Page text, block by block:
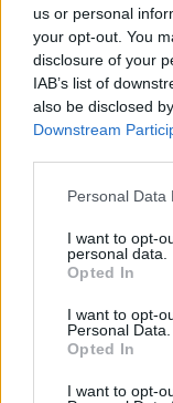
us or personal
your opt-out. You
disclosure of your
IAB’s list of
also be disclosed
Downstream
Please note that
not limited to your
grant or deny
use your data for
consent section.
Personal Data
I want to opt-
personal data.
Opted In
I want to opt-
Personal Data.
Opted In
I want to opt-
A 2014-es
Kettős Mérce
2014-ben – a
volt az érzése az